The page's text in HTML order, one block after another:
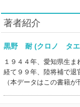
著者紹介
黒野 耐 (クロノ
１９４４年、愛知県生
経て９９年、陸将補で退
（本データはこの書籍